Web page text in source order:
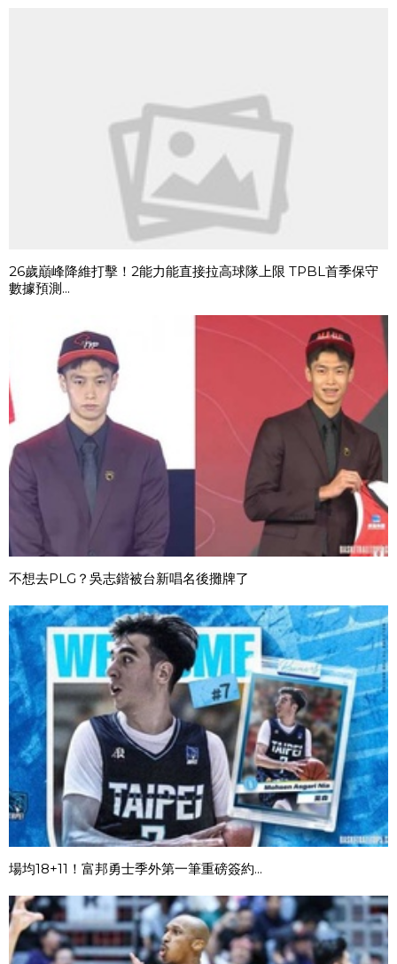
26歲巔峰降維打擊！2能力能直接拉高球隊上限 TPBL首季保守
數據預測...
不想去PLG？吳志鍇被台新唱名後攤牌了
場均18+11！富邦勇士季外第一筆重磅簽約...